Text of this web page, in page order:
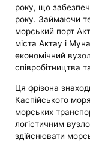
року, що
року. Займаючи
морський порт
міста Актау і
економічний
співробітництва
Ця фрізона
Каспійського
морських
логістичним
здійснювати